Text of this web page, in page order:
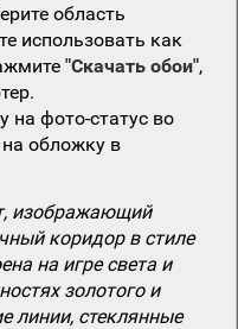
область
использовать как
"Скачать обои",
на фото-статус во
на обложку в
изображающий
коридор в стиле
на игре света и
золотого и
линии, стеклянные